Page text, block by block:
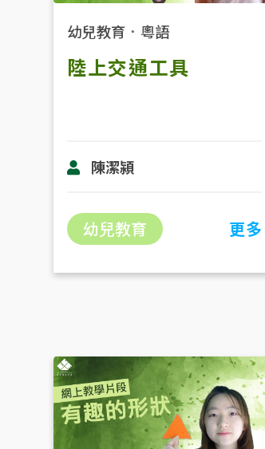
幼兒教育 ． 粵語
陸上交通工具
陳潔潁
幼兒教育 更多